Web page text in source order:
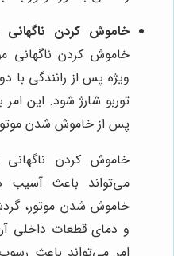
خاموش کردن ناگهانی
خاموش کردن ناگهانی
ویژه پس از رانندگی با
توربو شارژ شود. این
پس از خاموش شدن
خاموش کردن ناگهانی
می‌تواند باعث آسیب
خاموش شدن موتور،
و دمای قطعات داخلی